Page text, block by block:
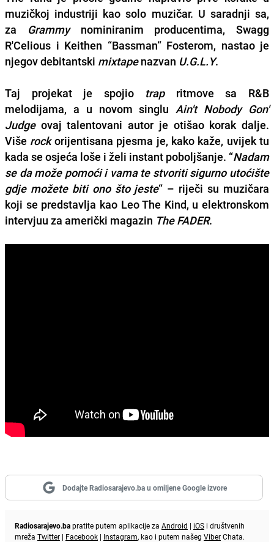
muzičkoj industriji kao solo muzičar. U saradnji sa,
za
Grammy nominiranim producentima,
Swagg
R'Celious i Keithen “Bassman“ Fosterom, nastao je
njegov debitantski mixtapenazvan U.G.L.Y.
Taj projekat je spojio trapritmove sa R&B
melodijama, a u novom singlu Ain't Nobody Gon'
Judge ovaj talentovani autor je otišao korak dalje.
Više rockorijentisana pjesma je, kako kaže, uvijek tu
kada se osjeća loše i želi instant poboljšanje. “Nadam
se da može pomoći i vama te stvoriti sigurno utoćište
gdje možete biti ono što jeste“ – riječi su muzičara
koji se predstavlja kao Leo The Kind, u elektronskom
intervjuu za američki magazin The FADER.
Dodajte Radiosarajevo.ba u omiljene Google izvore
Radiosarajevo.bapratite putem aplikacije za Android | iOS i društvenih
mreža Twitter | Facebook | Instagram, kao i putem našeg ViberChata.